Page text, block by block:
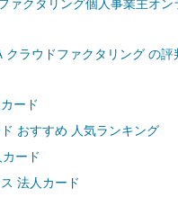
ァクタリング個人事業主オ
クラウドファクタリング の評
ード
おすすめ 人気ランキング
ード
法人カード